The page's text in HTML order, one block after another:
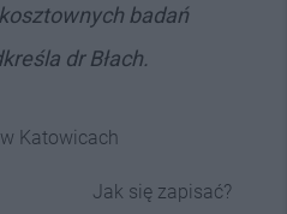
badań
dr Błach.
Katowicach
Jak się zapisać?